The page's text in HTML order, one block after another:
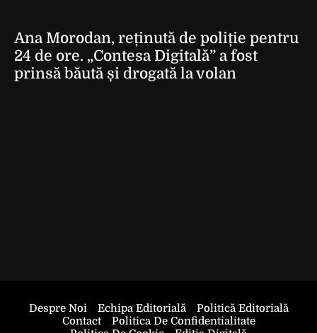
Ana Morodan, reținută de poliție pentru
24 de ore. „Contesa Digitală” a fost
prinsă băută și drogată la volan
Despre Noi Echipa Editorială
Politică Editorială
Contact
Politica De Confidentialitate